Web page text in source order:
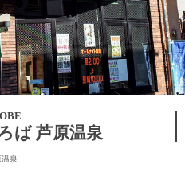
ば 芦原温泉
泉